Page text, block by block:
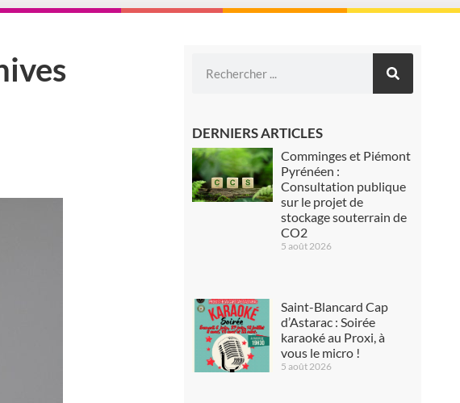
DERNIERS ARTICLES
Comminges et Piémont
Pyrénéen :
Consultation publique
sur le projet de
stockage souterrain de
CO2
5 août 2026
Saint-Blancard Cap
d’Astarac : Soirée
karaoké au Proxi, à
vous le micro !
5 août 2026